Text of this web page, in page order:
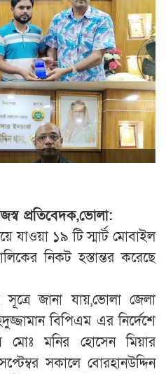
প্রতিবেদক,ভোলা:
যাওয়া ১৯ টি স্মার্ট মোবাইল
নিকট হস্তান্তর করেছে
সূত্রে জানা যায়,ভোলা জেলা
বিপিএম এর নির্দেশে
মোঃ মনির হোসেন মিয়ার
সকালে বোরহানউদ্দিন